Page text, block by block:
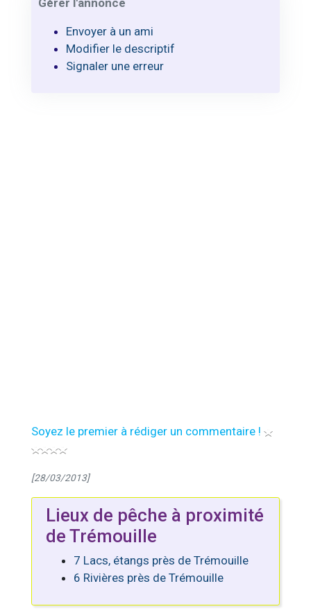
Envoyer à un ami
Modifier le descriptif
Signaler une erreur
Soyez le premier à rédiger un commentaire !
[28/03/2013]
Lieux de pêche à proximité
de Trémouille
7 Lacs, étangs près de Trémouille
6 Rivières près de Trémouille